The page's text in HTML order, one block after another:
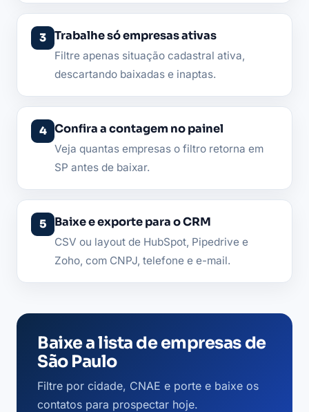
Trabalhe só empresas ativas
Filtre apenas situação cadastral ativa,
descartando baixadas e inaptas.
Confira a contagem no painel
Veja quantas empresas o filtro retorna em
SP antes de baixar.
Baixe e exporte para o CRM
CSV ou layout de HubSpot, Pipedrive e
Zoho, com CNPJ, telefone e e-mail.
Baixe a lista de empresas de
São Paulo
Filtre por cidade, CNAE e porte e baixe os
contatos para prospectar hoje.